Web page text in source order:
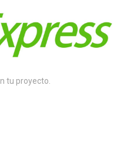
tu proyecto.